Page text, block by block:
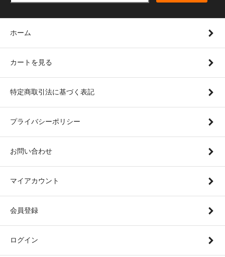
ホーム
カートを見る
特定商取引法に基づく表記
プライバシーポリシー
お問い合わせ
マイアカウント
会員登録
ログイン